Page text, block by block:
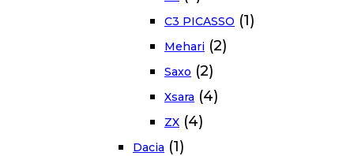
C3 PICASSO (1)
Mehari (2)
Saxo (2)
Xsara (4)
ZX (4)
Dacia (1)